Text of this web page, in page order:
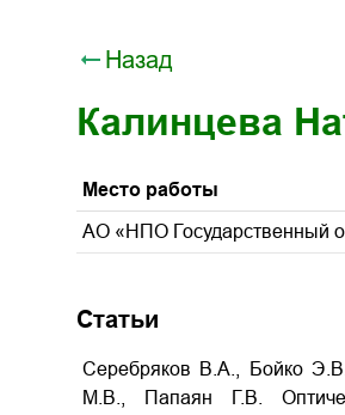
Назад
Калинцева
Место работы
АО «НПО Государственный
Статьи
Серебряков В.А., Бойко
М.В., Папаян Г.В.